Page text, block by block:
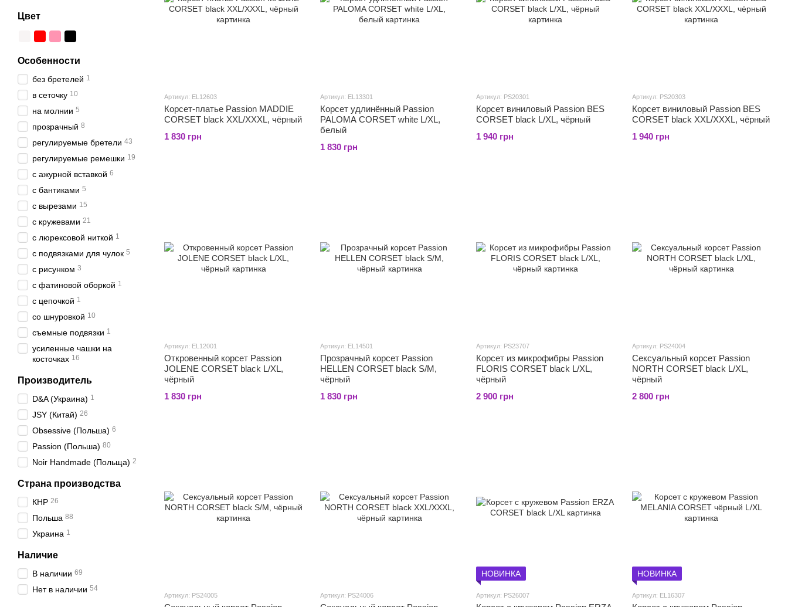
Артикул: EL12603
Корсет-платье Passion MADDIE
CORSET black XXL/XXXL, чёрный
1 830 грн
Артикул: EL13301
Корсет удлинённый Passion
PALOMA CORSET white L/XL,
белый
1 830 грн
Артикул: PS20301
Корсет виниловый Passion BES
CORSET black L/XL, чёрный
1 940 грн
Артикул: PS20303
Корсет виниловый Passion BES
CORSET black XXL/XXXL, чёрный
1 940 грн
Артикул: EL12001
Откровенный корсет Passion
JOLENE CORSET black L/XL,
чёрный
1 830 грн
Артикул: EL14501
Прозрачный корсет Passion
HELLEN CORSET black S/M,
чёрный
1 830 грн
Артикул: PS23707
Корсет из микрофибры Passion
FLORIS CORSET black L/XL,
чёрный
2 900 грн
Артикул: PS24004
Сексуальный корсет Passion
NORTH CORSET black L/XL,
чёрный
2 800 грн
Артикул: PS24005 Артикул: PS24006
НОВИНКА
Артикул: PS26007
НОВИНКА
Артикул: EL16307
Цвет
Особенности
без бретелей 1
в сеточку 10
на молнии 5
прозрачный 8
регулируемые бретели 43
регулируемые ремешки 19
с ажурной вставкой 6
с бантиками 5
с вырезами 15
с кружевами 21
с люрексовой ниткой 1
с подвязками для чулок 5
с рисунком 3
с фатиновой оборкой 1
с цепочкой 1
со шнуровкой 10
съемные подвязки 1
усиленные чашки на
косточках 16
Производитель
D&A (Украина) 1
JSY (Китай) 26
Obsessive (Польша) 6
Passion (Польша) 80
Noir Handmade (Польща) 2
Страна производства
КНР 26
Польша 88
Украина 1
Наличие
В наличии 69
Нет в наличии 54